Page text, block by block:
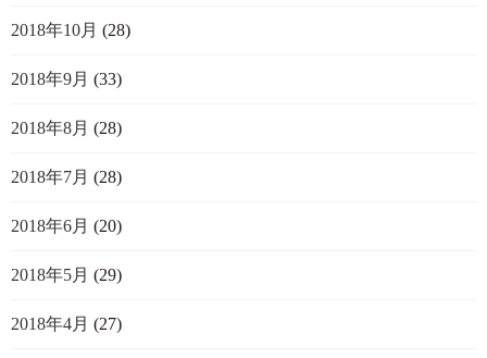
2018年10月 (28)
2018年9月 (33)
2018年8月 (28)
2018年7月 (28)
2018年6月 (20)
2018年5月 (29)
2018年4月 (27)